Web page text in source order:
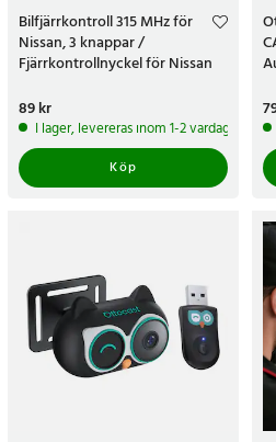
Bilfjärrkontroll 315 MHz för
Nissan, 3 knappar /
Fjärrkontrollnyckel för Nissan
Pris:
89 kr
I lager, levereras inom 1-2 vardagar
Köp